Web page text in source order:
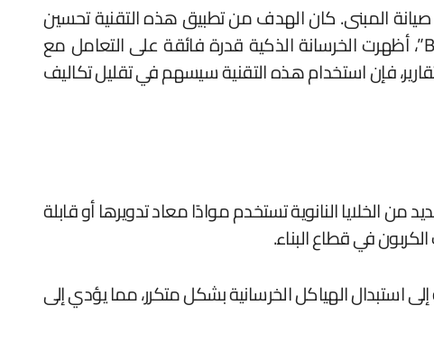
في عام 2020 تقنية الخرسانة الذكية لتقليل صيانة المبنى. كان الهدف من تطبيق هذه التقنية تحسين
استدامة البناء وتقليل الأثر البيئي للمشروع. وفقًا للدراسة التي أجرتها الشركة البريطانية للبناء “Balfour Beatty”، أظهرت الخرسانة الذكية قدرة فائقة على التعامل مع
فإن استخدام هذه التقنية سيسهم في تقليل تكاليف
من الخلايا النانوية تستخدم موادًا معاد تدويرها أو قابلة
في قطاع البناء.
استبدال الهياكل الخرسانية بشكل متكرر، مما يؤدي إلى